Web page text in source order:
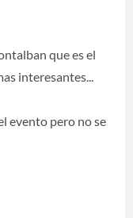
que es el
interesantes...
evento pero no se